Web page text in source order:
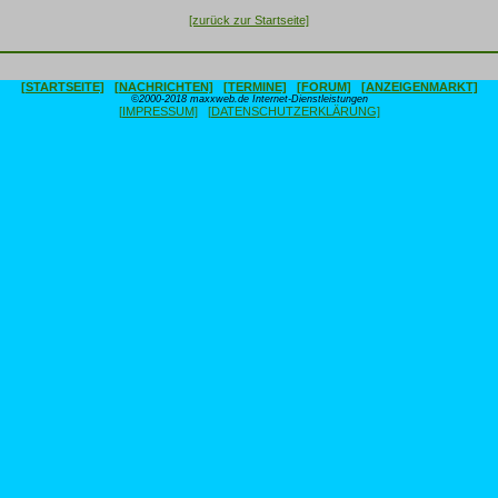
[zurück zur Startseite]
[STARTSEITE] [NACHRICHTEN] [TERMINE] [FORUM] [ANZEIGENMARKT]
©2000-2018 maxxweb.de Internet-Dienstleistungen
[IMPRESSUM] [DATENSCHUTZERKLÄRUNG]